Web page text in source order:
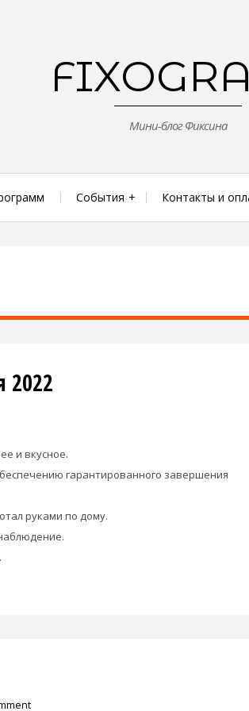
Мини-блог Фиксина
События Контакты и
2022
и вкусное.
гарантированного завершения
руками по дому.